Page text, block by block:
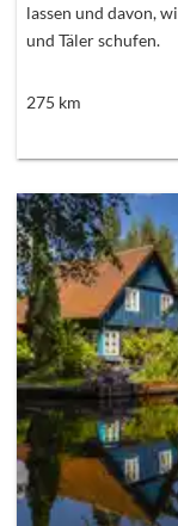
lassen und davon,
und Täler schufen.
275 km